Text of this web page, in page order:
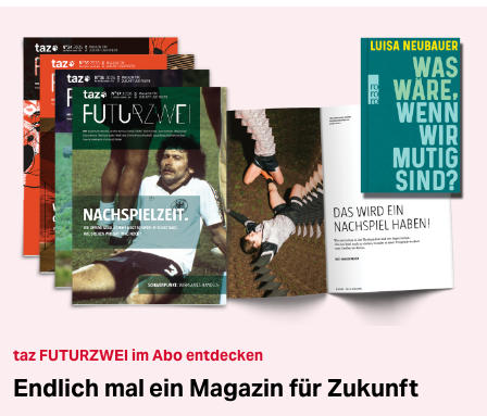
taz FUTURZWEI im Abo entdecken
Endlich mal ein Magazin für Zukunft